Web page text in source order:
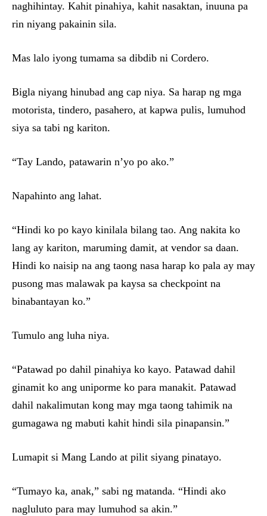
naghihintay. Kahit pinahiya, kahit nasaktan, inuuna pa
rin niyang pakainin sila.
Mas lalo iyong tumama sa dibdib ni Cordero.
Bigla niyang hinubad ang cap niya. Sa harap ng mga
motorista, tindero, pasahero, at kapwa pulis, lumuhod
siya sa tabi ng kariton.
“Tay Lando, patawarin n’yo po ako.”
Napahinto ang lahat.
“Hindi ko po kayo kinilala bilang tao. Ang nakita ko
lang ay kariton, maruming damit, at vendor sa daan.
Hindi ko naisip na ang taong nasa harap ko pala ay may
pusong mas malawak pa kaysa sa checkpoint na
binabantayan ko.”
Tumulo ang luha niya.
“Patawad po dahil pinahiya ko kayo. Patawad dahil
ginamit ko ang uniporme ko para manakit. Patawad
dahil nakalimutan kong may mga taong tahimik na
gumagawa ng mabuti kahit hindi sila pinapansin.”
Lumapit si Mang Lando at pilit siyang pinatayo.
“Tumayo ka, anak,” sabi ng matanda. “Hindi ako
nagluluto para may lumuhod sa akin.”